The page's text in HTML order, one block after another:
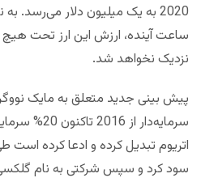
ساعت آینده، ارزش این ارز تحت
نزدیک نخواهد شد.
پیش بینی جدید متعلق به مایک
سرمایه‌دار از
سود کرد و سپس شرکتی به نام گلکسی